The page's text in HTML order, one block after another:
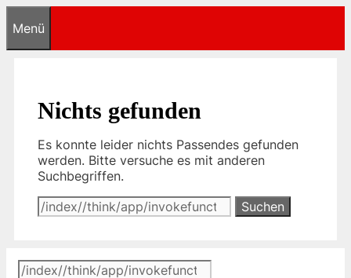
Inhalt
springen
Menü
Nichts gefunden
Es konnte leider nichts Passendes gefunden
werden. Bitte versuche es mit anderen
Suchbegriffen.
Suchen
nach:
Suchen